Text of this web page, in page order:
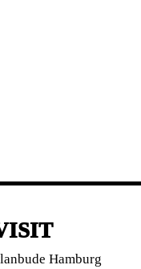
Hamburg